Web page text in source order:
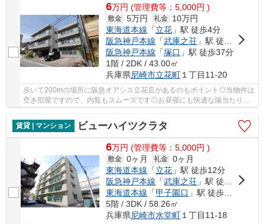
6万円 (管理費等：5,000円 )
敷金 5万円 礼金
10万円
東海道本線 「立花」駅 徒歩4分
阪急神戸本線 「武庫之荘」駅 徒歩28分
阪急神戸本線 「塚口 」駅 徒歩37分
1階 / 2DK / 43.00㎡
兵庫県尼崎市立花町１丁目11-20
歩いて200mの場所に阪急オアシス立花店があるのもポイント◎当物件は
空き部屋ですので、内覧もスムーズです◎お昼寝にも快適な陽当たりが
賃貸 | マンション
ビューハイツクラタ
6万円 (管理費等：5,000円 )
敷金 0ヶ月 礼金 0ヶ月
東海道本線 「立花 」駅 徒歩12分
阪急神戸本線 「武庫之荘 」駅 徒歩16分
東海道本線 「甲子園口 」駅 徒歩29分
5階 / 3DK / 58.26㎡
兵庫県尼崎市水堂町１丁目11-18